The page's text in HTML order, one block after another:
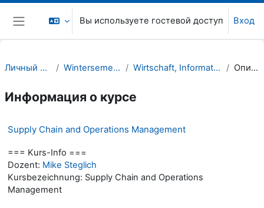
Перейти к основному содержанию
Боковая панель
Вы используете гостевой доступ Вход
Личный кабинет Wintersemester 23/24 Wirtschaft, Informatik, Recht (WIR) Описание
Информация о курсе
Supply Chain and Operations Management
=== Kurs-Info ===
Dozent: Mike Steglich
Kursbezeichnung: Supply Chain and Operations
Management